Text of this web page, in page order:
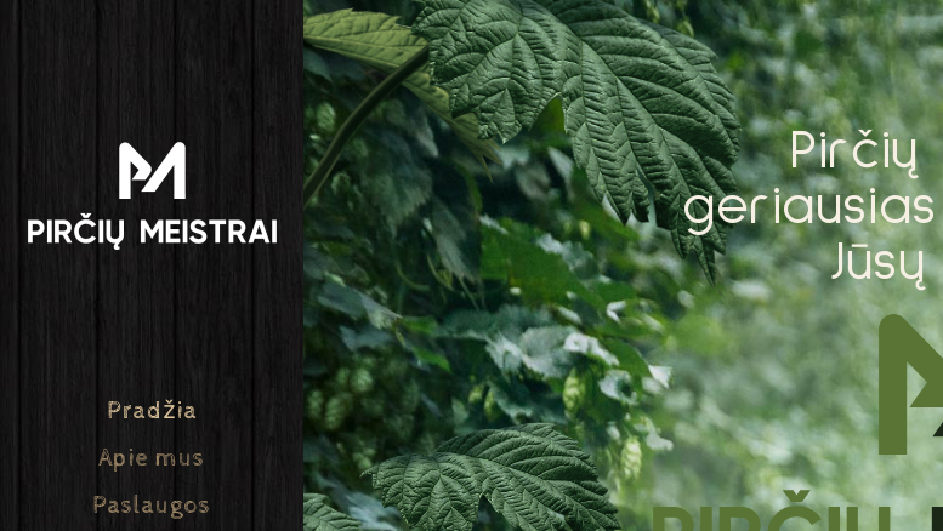
Pradžia
Apie mus
Paslaugos
Pirčių
geriausias
Jūsų